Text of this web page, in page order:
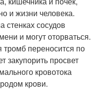
и жизни человека.
стенках сосудов
и могут оторваться.
переносится по
закупорить просвет
кровотока
крови.